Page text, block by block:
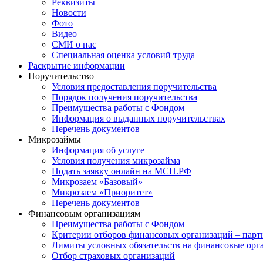
Реквизиты
Новости
Фото
Видео
СМИ о нас
Специальная оценка условий труда
Раскрытие информации
Поручительство
Условия предоставления поручительства
Порядок получения поручительства
Преимущества работы с Фондом
Информация о выданных поручительствах
Перечень документов
Микрозаймы
Информация об услуге
Условия получения микрозайма
Подать заявку онлайн на МСП.РФ
Микрозаем «Базовый»
Микрозаем «Приоритет»
Перечень документов
Финансовым организациям
Преимущества работы с Фондом
Критерии отборов финансовых организаций –
Лимиты условных обязательств на финансовые
Отбор страховых организаций